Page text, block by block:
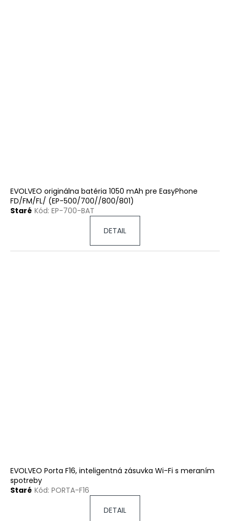
EVOLVEO originálna batéria 1050 mAh pre EasyPhone
FD/FM/FL/ (EP-500/700//800/801)
Staré Kód: EP-700-BAT
DETAIL
EVOLVEO Porta F16, inteligentná zásuvka Wi-Fi s meraním
spotreby
Staré Kód: PORTA-F16
DETAIL